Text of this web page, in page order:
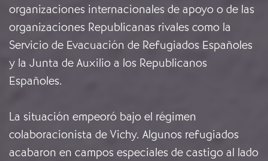
organizaciones internacionales de apoyo o de las
organizaciones Republicanas rivales como la
Servicio de Evacuación de Refugiados Españoles
y la Junta de Auxilio a los Republicanos
Españoles.
La situación empeoró bajo el régimen
colaboracionista de Vichy. Algunos refugiados
acabaron en campos especiales de castigo al lado